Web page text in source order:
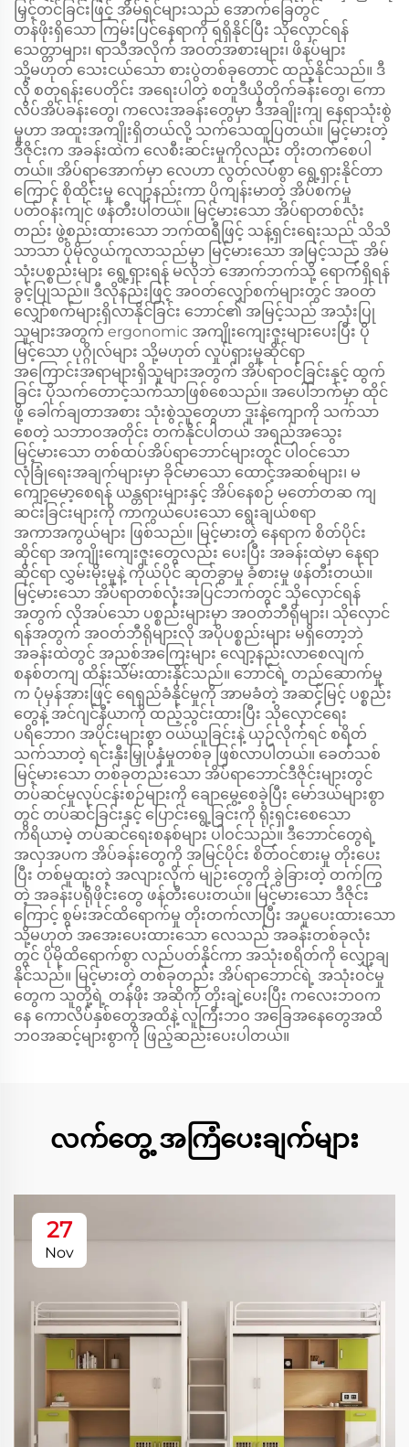
မြှင့်တင်ခြင်းဖြင့် အိမ်ရှင်များသည် အောက်ခြေတွင်
တန်ဖိုးရှိသော ကြမ်းပြင်နေရာကို ရရှိနိုင်ပြီး သိုလှောင်ရန်
သေတ္တာများ၊ ရာသီအလိုက် အဝတ်အစားများ၊ ဖိနပ်များ
သို့မဟုတ် သေးငယ်သော စားပွဲတစ်ခုတောင် ထည့်နိုင်သည်။ ဒီ
လို စတုရန်းပေတိုင်း အရေးပါတဲ့ စတူဒီယိုတိုက်ခန်းတွေ၊ ကော
လိပ်အိပ်ခန်းတွေ၊ ကလေးအခန်းတွေမှာ ဒီအချိုးကျ နေရာသုံးစွဲ
မှုဟာ အထူးအကျိုးရှိတယ်လို့ သက်သေထူပြတယ်။ မြင့်မားတဲ့
ဒီဇိုင်းက အခန်းထဲက လေစီးဆင်းမှုကိုလည်း တိုးတက်စေပါ
တယ်။ အိပ်ရာအောက်မှာ လေဟာ လွတ်လပ်စွာ ရွေ့ရှားနိုင်တာ
ကြောင့် စိုထိုင်းမှု လျော့နည်းကာ ပိုကျန်းမာတဲ့ အိပ်စက်မှု
ပတ်ဝန်းကျင် ဖန်တီးပါတယ်။ မြင့်မားသော အိပ်ရာတစ်လုံး
တည်း ဖွဲ့စည်းထားသော ဘက်ထရီဖြင့် သန့်ရှင်းရေးသည် သိသိ
သာသာ ပိုမိုလွယ်ကူလာသည်မှာ မြင့်မားသော အမြင့်သည် အိမ်
သုံးပစ္စည်းများ ရွေ့ရှားရန် မလိုဘဲ အောက်ဘက်သို့ ရောက်ရှိရန်
ခွင့်ပြုသည်။ ဒီလိုနည်းဖြင့် အဝတ်လျှော်စက်များတွင် အဝတ်
လျှော်စက်များရှိလာနိုင်ခြင်း ဘောင်၏ အမြင့်သည် အသုံးပြု
သူများအတွက် ergonomic အကျိုးကျေးဇူးများပေးပြီး ပို
မြင့်သော ပုဂ္ဂိုလ်များ သို့မဟုတ် လှုပ်ရှားမှုဆိုင်ရာ
အကြောင်းအရာများရှိသူများအတွက် အိပ်ရာဝင်ခြင်းနှင့် ထွက်
ခြင်း ပိုသက်တောင့်သက်သာဖြစ်စေသည်။ အပေါ်ဘက်မှာ ထိုင်
ဖို့ ခေါက်ချတာအစား သုံးစွဲသူတွေဟာ ဒူးနဲ့ကျောကို သက်သာ
စေတဲ့ သဘာဝအတိုင်း တက်နိုင်ပါတယ် အရည်အသွေး
မြင့်မားသော တစ်ထပ်အိပ်ရာဘောင်များတွင် ပါဝင်သော
လုံခြုံရေးအချက်များမှာ ခိုင်မာသော ထောင့်အဆစ်များ၊ မ
ကျော့မော့စေရန် ယန္တရားများနှင့် အိပ်နေစဉ် မတော်တဆ ကျ
ဆင်းခြင်းများကို ကာကွယ်ပေးသော ရွေးချယ်စရာ
အကာအကွယ်များ ဖြစ်သည်။ မြင့်မားတဲ့ နေရာက စိတ်ပိုင်း
ဆိုင်ရာ အကျိုးကျေးဇူးတွေလည်း ပေးပြီး အခန်းထဲမှာ နေရာ
ဆိုင်ရာ လွှမ်းမိုးမှုနဲ့ ကိုယ်ပိုင် ဆုတ်ခွာမှု ခံစားမှု ဖန်တီးတယ်။
မြင့်မားသော အိပ်ရာတစ်လုံးအပြင်ဘက်တွင် သိုလှောင်ရန်
အတွက် လိုအပ်သော ပစ္စည်းများမှာ အဝတ်ဘီရိုများ၊ သိုလှောင်
ရန်အတွက် အဝတ်ဘီရိုများလို အပိုပစ္စည်းများ မရှိတော့ဘဲ
အခန်းထဲတွင် အညစ်အကြေးများ လျော့နည်းလာစေလျက်
စနစ်တကျ ထိန်းသိမ်းထားနိုင်သည်။ ဘောင်ရဲ့ တည်ဆောက်မှု
က ပုံမှန်အားဖြင့် ရေရှည်ခံနိုင်မှုကို အာမခံတဲ့ အဆင့်မြင့် ပစ္စည်း
တွေနဲ့ အင်ဂျင်နီယာကို ထည့်သွင်းထားပြီး သိုလှောင်ရေး
ပရိဘောဂ အပိုင်းများစွာ ဝယ်ယူခြင်းနဲ့ ယှဉ်လိုက်ရင် စရိတ်
သက်သာတဲ့ ရင်းနှီးမြှုပ်နှံမှုတစ်ခု ဖြစ်လာပါတယ်။ ခေတ်သစ်
မြင့်မားသော တစ်ခုတည်းသော အိပ်ရာဘောင်ဒီဇိုင်းများတွင်
တပ်ဆင်မှုလုပ်ငန်းစဉ်များကို ချောမွေ့စေခဲ့ပြီး မော်ဒယ်များစွာ
တွင် တပ်ဆင်ခြင်းနှင့် ပြောင်းရွေ့ခြင်းကို ရိုးရှင်းစေသော
ကိရိယာမဲ့ တပ်ဆင်ရေးစနစ်များ ပါဝင်သည်။ ဒီဘောင်တွေရဲ့
အလှအပက အိပ်ခန်းတွေကို အမြင်ပိုင်း စိတ်ဝင်စားမှု တိုးပေး
ပြီး တစ်မူထူးတဲ့ အလျားလိုက် မျဉ်းတွေကို ခွဲခြားတဲ့ တက်ကြွ
တဲ့ အခန်းပရိုဖိုင်းတွေ ဖန်တီးပေးတယ်။ မြင့်မားသော ဒီဇိုင်း
ကြောင့် စွမ်းအင်ထိရောက်မှု တိုးတက်လာပြီး အပူပေးထားသော
သို့မဟုတ် အအေးပေးထားသော လေသည် အခန်းတစ်ခုလုံး
တွင် ပိုမိုထိရောက်စွာ လည်ပတ်နိုင်ကာ အသုံးစရိတ်ကို လျှော့ချ
နိုင်သည်။ မြင့်မားတဲ့ တစ်ခုတည်း အိပ်ရာဘောင်ရဲ့ အသုံးဝင်မှု
တွေက သူတို့ရဲ့ တန်ဖိုး အဆိုကို တိုးချဲ့ပေးပြီး ကလေးဘဝက
နေ ကောလိပ်နှစ်တွေအထိနဲ့ လူကြီးဘဝ အခြေအနေတွေအထိ
ဘဝအဆင့်များစွာကို ဖြည့်ဆည်းပေးပါတယ်။
လက်တွေ့ အကြံပေးချက်များ
27
Nov